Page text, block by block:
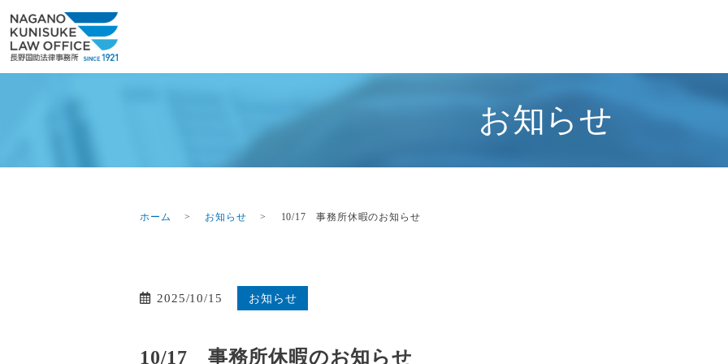
お知らせ
ホーム お知らせ 10/17 事務所休暇のお知らせ
2025/10/15 お知らせ
10/17 事務所休暇のお知らせ